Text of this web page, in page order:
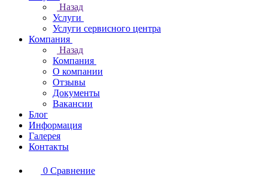
Назад
Услуги
Услуги сервисного центра
Компания
Назад
Компания
О компании
Отзывы
Документы
Вакансии
Блог
Информация
Галерея
Контакты
0 Сравнение